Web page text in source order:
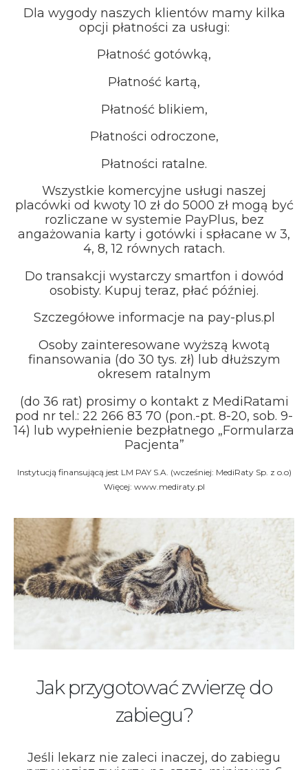
Dla wygody naszych klientów mamy kilka
opcji płatności za usługi:
Płatność gotówką,
Płatność kartą,
Płatność blikiem,
Płatności odroczone,
Płatności ratalne.
Wszystkie komercyjne usługi naszej
placówki od kwoty 10 zł do 5000 zł mogą być
rozliczane w systemie PayPlus, bez
angażowania karty i gotówki i spłacane w 3,
4, 8, 12 równych ratach.
Do transakcji wystarczy smartfon i dowód
osobisty. Kupuj teraz, płać później.
Szczegółowe informacje na pay-plus.pl
Osoby zainteresowane wyższą kwotą
finansowania (do 30 tys. zł) lub dłuższym
okresem ratalnym
(do 36 rat) prosimy o kontakt z MediRatami
pod nr tel.: 22 266 83 70 (pon.-pt. 8-20, sob. 9-
14) lub wypełnienie bezpłatnego „Formularza
Pacjenta”
Instytucją finansującą jest LM PAY S.A. (wcześniej: MediRaty Sp. z o.o)
Więcej: www.mediraty.pl
Jak przygotować zwierzę do
zabiegu?
Jeśli lekarz nie zaleci inaczej, do zabiegu